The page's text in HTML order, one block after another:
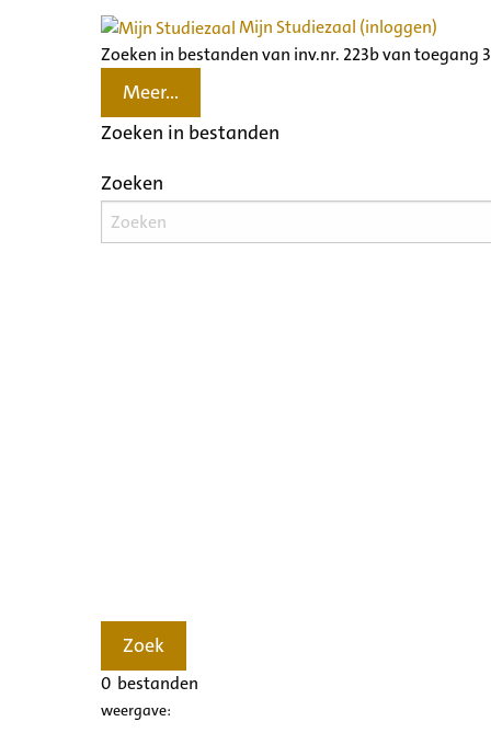
Mijn Studiezaal (inloggen)
Zoeken in bestanden van inv.nr. 223b van toegang
Meer...
Zoeken in bestanden
Zoeken
Zoek
0 bestanden
weergave: